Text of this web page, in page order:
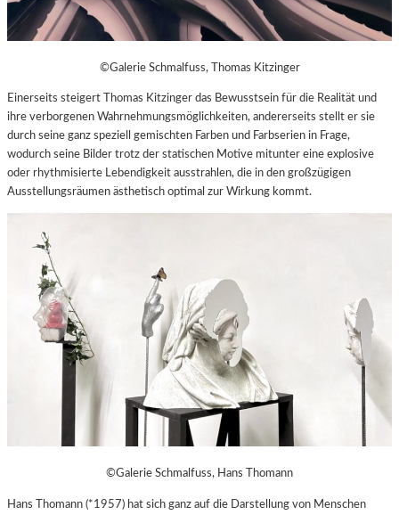
©Galerie Schmalfuss, Thomas Kitzinger
Einerseits steigert Thomas Kitzinger das Bewusstsein für die Realität und
ihre verborgenen Wahrnehmungsmöglichkeiten, andererseits stellt er sie
durch seine ganz speziell gemischten Farben und Farbserien in Frage,
wodurch seine Bilder trotz der statischen Motive mitunter eine explosive
oder rhythmisierte Lebendigkeit ausstrahlen, die in den großzügigen
Ausstellungsräumen ästhetisch optimal zur Wirkung kommt.
©Galerie Schmalfuss, Hans Thomann
Hans Thomann (*1957) hat sich ganz auf die Darstellung von Menschen